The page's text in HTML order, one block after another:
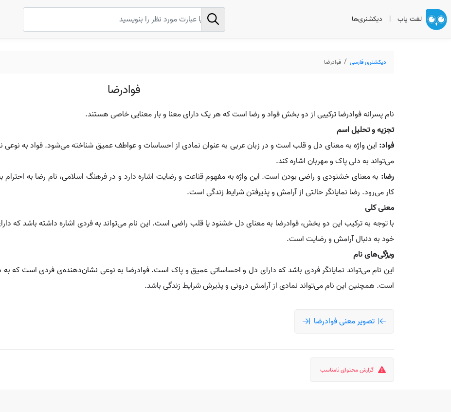
لغت یاب | دیکشنری‌ها
دیکشنری فارسی فوادرضا
فوادرضا
نام پسرانه فوادرضا ترکیبی از دو بخش فواد و رضا است که هر یک دارای معنا و بار معنایی خاصی هستند.
تجزیه و تحلیل اسم
فواد: این واژه به معنای دل و قلب است و در زبان عربی به عنوان نمادی از احساسات و عواطف عمیق شناخته می‌شود. فواد به
می‌تواند به دلی پاک و مهربان اشاره کند.
رضا: به معنای خشنودی و راضی بودن است. این واژه به مفهوم قناعت و رضایت اشاره دارد و در فرهنگ اسلامی، نام رضا به
کار می‌رود. رضا نمایانگر حالتی از آرامش و پذیرفتن شرایط زندگی است.
معنی کلی
با توجه به ترکیب این دو بخش، فوادرضا به معنای دل خشنود یا قلب راضی است. این نام می‌تواند به فردی اشاره داشته باشد که
خود به دنبال آرامش و رضایت است.
ویژگی‌های نام
این نام می‌تواند نمایانگر فردی باشد که دارای دل و احساساتی عمیق و پاک است. فوادرضا به نوعی نشان‌دهنده‌ی فردی است که
است. همچنین این نام می‌تواند نمادی از آرامش درونی و پذیرش شرایط زندگی باشد.
تصویر معنی فوادرضا
گزارش محتوای نامناسب